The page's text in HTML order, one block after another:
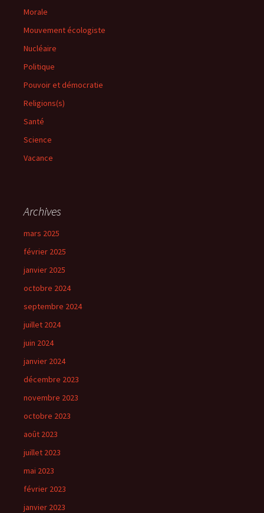
Morale
Mouvement écologiste
Nucléaire
Politique
Pouvoir et démocratie
Religions(s)
Santé
Science
Vacance
Archives
mars 2025
février 2025
janvier 2025
octobre 2024
septembre 2024
juillet 2024
juin 2024
janvier 2024
décembre 2023
novembre 2023
octobre 2023
août 2023
juillet 2023
mai 2023
février 2023
janvier 2023